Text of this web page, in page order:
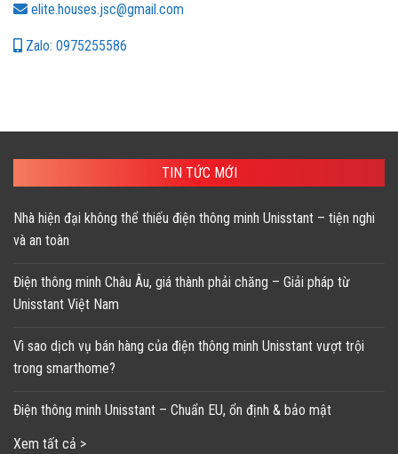
elite.houses.jsc@gmail.com
Zalo: 0975255586
TIN TỨC MỚI
Nhà hiện đại không thể thiếu điện thông minh Unisstant – tiện nghi
và an toàn
Điện thông minh Châu Âu, giá thành phải chăng – Giải pháp từ
Unisstant Việt Nam
Vì sao dịch vụ bán hàng của điện thông minh Unisstant vượt trội
trong smarthome?
Điện thông minh Unisstant – Chuẩn EU, ổn định & bảo mật
Xem tất cả >